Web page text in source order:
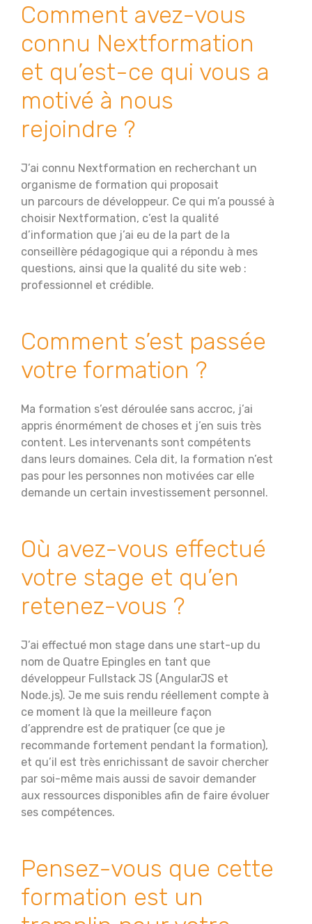
Comment avez-vous
connu Nextformation
et qu’est-ce qui vous a
motivé à nous
rejoindre ?
J’ai connu Nextformation en recherchant un
organisme de formation qui proposait
un parcours de développeur. Ce qui m’a poussé à
choisir Nextformation, c’est la qualité
d’information que j’ai eu de la part de la
conseillère pédagogique qui a répondu à mes
questions, ainsi que la qualité du site web :
professionnel et crédible.
Comment s’est passée
votre formation ?
Ma formation s’est déroulée sans accroc, j’ai
appris énormément de choses et j’en suis très
content. Les intervenants sont compétents
dans leurs domaines. Cela dit, la formation n’est
pas pour les personnes non motivées car elle
demande un certain investissement personnel.
Où avez-vous effectué
votre stage et qu’en
retenez-vous ?
J’ai effectué mon stage dans une start-up du
nom de Quatre Epingles en tant que
développeur Fullstack JS (AngularJS et
Node.js). Je me suis rendu réellement compte à
ce moment là que la meilleure façon
d’apprendre est de pratiquer (ce que je
recommande fortement pendant la formation),
et qu’il est très enrichissant de savoir chercher
par soi-même mais aussi de savoir demander
aux ressources disponibles afin de faire évoluer
ses compétences.
Pensez-vous que cette
formation est un